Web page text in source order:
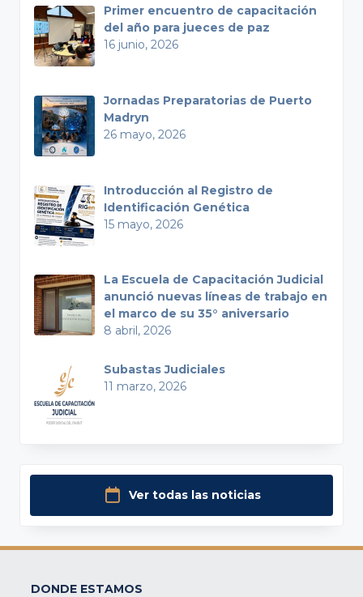
Primer encuentro de capacitación
del año para jueces de paz
16 junio, 2026
Jornadas Preparatorias de Puerto
Madryn
26 mayo, 2026
Introducción al Registro de
Identificación Genética
15 mayo, 2026
La Escuela de Capacitación Judicial
anunció nuevas líneas de trabajo en
el marco de su 35° aniversario
8 abril, 2026
Subastas Judiciales
11 marzo, 2026
Ver todas las noticias
DONDE ESTAMOS